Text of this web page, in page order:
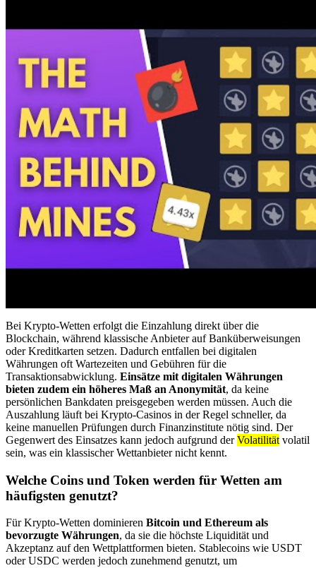
Bei Krypto-Wetten erfolgt die Einzahlung direkt über die
Blockchain, während klassische Anbieter auf Banküberweisungen
oder Kreditkarten setzen. Dadurch entfallen bei digitalen
Währungen oft Wartezeiten und Gebühren für die
Transaktionsabwicklung. Einsätze mit digitalen Währungen
bieten zudem ein höheres Maß an Anonymität, da keine
persönlichen Bankdaten preisgegeben werden müssen. Auch die
Auszahlung läuft bei Krypto-Casinos in der Regel schneller, da
keine manuellen Prüfungen durch Finanzinstitute nötig sind. Der
Gegenwert des Einsatzes kann jedoch aufgrund derVolatilität volatil
sein, was ein klassischer Wettanbieter nicht kennt.
Welche Coins und Token werden für Wetten am
häufigsten genutzt?
Für Krypto-Wetten dominieren Bitcoin und Ethereum als
bevorzugte Währungen, da sie die höchste Liquidität und
Akzeptanz auf den Wettplattformen bieten. Stablecoins wie USDT
oder USDC werden jedoch zunehmend genutzt, um